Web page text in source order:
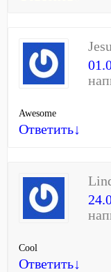
Awesome
Ответить↓
Cool
Ответить↓